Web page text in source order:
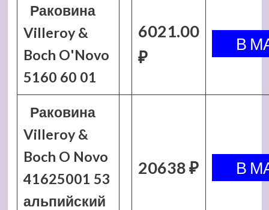
Раковина
Villeroy &
Boch O'Novo
5160 60 01
6021.00
₽
Раковина
Villeroy &
Boch O Novo
41625001 53
альпийский
20638 ₽